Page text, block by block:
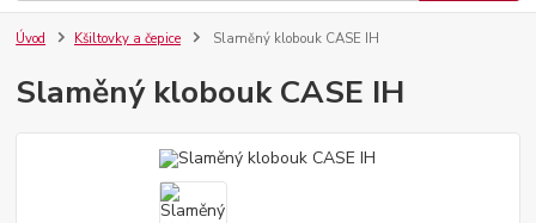
Úvod Kšiltovky a čepice Slaměný klobouk CASE IH
Slaměný klobouk CASE IH